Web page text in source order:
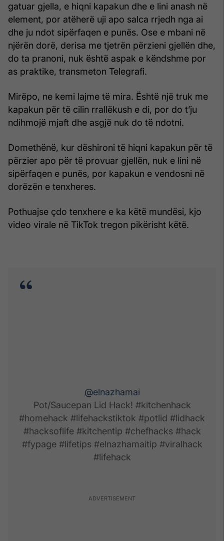
gatuar gjella, e hiqni kapakun dhe e lini anash në
element, por atëherë uji apo salca rrjedh nga ai
dhe ju ndot sipërfaqen e punës. Ose e mbani në
njërën dorë, derisa me tjetrën përzieni gjellën dhe,
do ta pranoni, nuk është aspak e këndshme por
as praktike, transmeton Telegrafi.
Mirëpo, ne kemi lajme të mira. Është një truk me
kapakun për të cilin rrallëkush e di, por do t’ju
ndihmojë mjaft dhe asgjë nuk do të ndotni.
Domethënë, kur dëshironi të hiqni kapakun për të
përzier apo për të provuar gjellën, nuk e lini në
sipërfaqen e punës, por kapakun e vendosni në
dorëzën e tenxheres.
Pothuajse çdo tenxhere e ka këtë mundësi, kjo
video virale në TikTok tregon pikërisht këtë.
@elnazhamai
Pot/Saucepan Lid Hack! #kitchenhack
#homehack #lifehackstiktok #potlid #lidhack
#hacksoflife #kitchentip #chefhacks #hack
#fypage #lifetips #elnazhamaitip #viralhack
#lifehack